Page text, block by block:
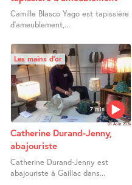
Camille Blasco Yago est tapissière
d’ameublement,...
7 min
Les mains d’or
01 Août 2026
Catherine Durand-Jenny,
abajouriste
Catherine Durand-Jenny est
abajouriste à Gaillac dans...